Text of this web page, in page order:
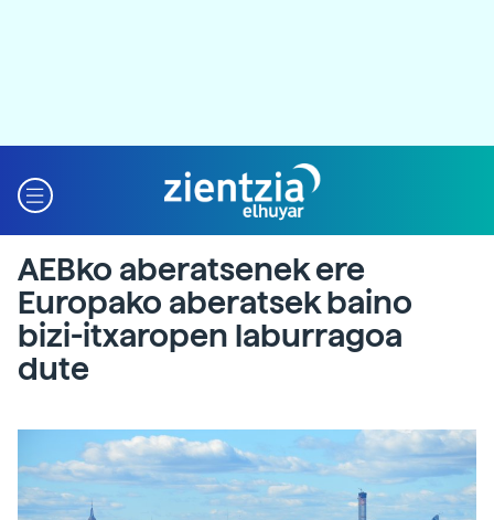
AEBko aberatsenek ere
Europako aberatsek baino
bizi-itxaropen laburragoa
dute